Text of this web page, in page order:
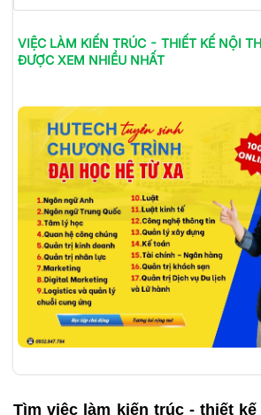
VIỆC LÀM KIẾN TRÚC - THIẾT KẾ NỘI
ĐƯỢC XEM NHIỀU NHẤT
Tìm việc làm kiến trúc - thiết